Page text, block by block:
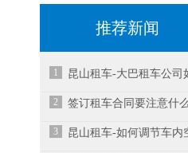
推荐新闻
1
2
3